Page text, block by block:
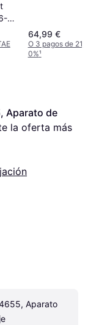
64,99 €
O 3 pagos de
0%¹
Aparato de
la oferta más
Aparato